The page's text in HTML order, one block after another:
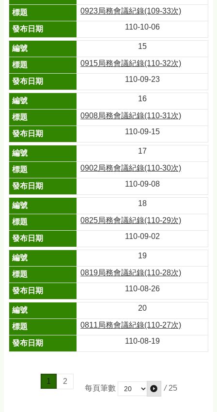
0923局務會議紀錄(109-33次)
110-10-06
15
0915局務會議紀錄(110-32次)
110-09-23
16
0908局務會議紀錄(110-31次)
110-09-15
17
0902局務會議紀錄(110-30次)
110-09-08
18
0825局務會議紀錄(110-29次)
110-09-02
19
0819局務會議紀錄(110-28次)
110-08-26
20
0811局務會議紀錄(110-27次)
110-08-19
1
2
每頁筆數
/ 25